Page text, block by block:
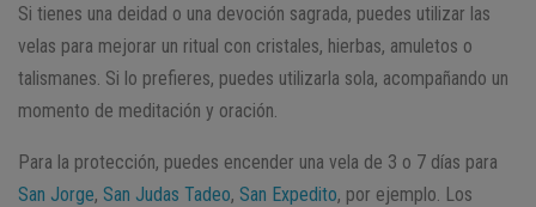
Si tienes una deidad o una devoción sagrada, puedes utilizar las
velas para mejorar un ritual con cristales, hierbas, amuletos o
talismanes. Si lo prefieres, puedes utilizarla sola, acompañando un
momento de meditación y oración.
Para la protección, puedes encender una vela de 3 o 7 días para
San Jorge, San Judas Tadeo, San Expedito, por ejemplo. Los